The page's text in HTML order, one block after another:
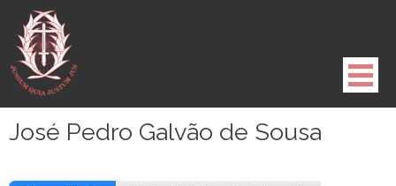
para
conteúdo
José Pedro Galvão de Sousa